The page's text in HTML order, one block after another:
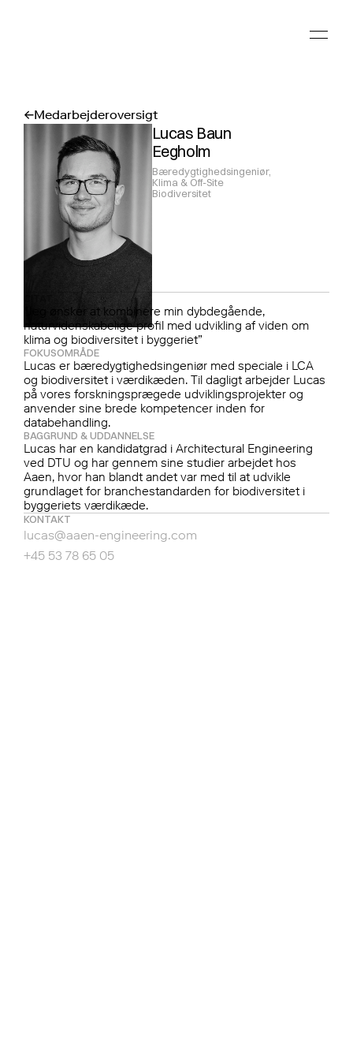
↓
↓Medarbejderoversigt
Lucas Baun
Eegholm
Bæredygtighedsingeniør,
Klima & Off-Site
Biodiversitet
”Jeg ønsker at kombinere min dybdegående,
naturvidenskabelige profil med udvikling af viden om
klima og biodiversitet i byggeriet”
FOKUSOMRÅDE
Lucas er bæredygtighedsingeniør med speciale i LCA
og biodiversitet i værdikæden. Til dagligt arbejder Lucas
på vores forskningsprægede udviklingsprojekter og
anvender sine brede kompetencer inden for
databehandling.
BAGGRUND & UDDANNELSE
Lucas har en kandidatgrad i Architectural Engineering
ved DTU og har gennem sine studier arbejdet hos
Aaen, hvor han blandt andet var med til at udvikle
grundlaget for branchestandarden for biodiversitet i
byggeriets værdikæde.
KONTAKT
lucas@aaen-engineering.com
+45 53 78 65 05